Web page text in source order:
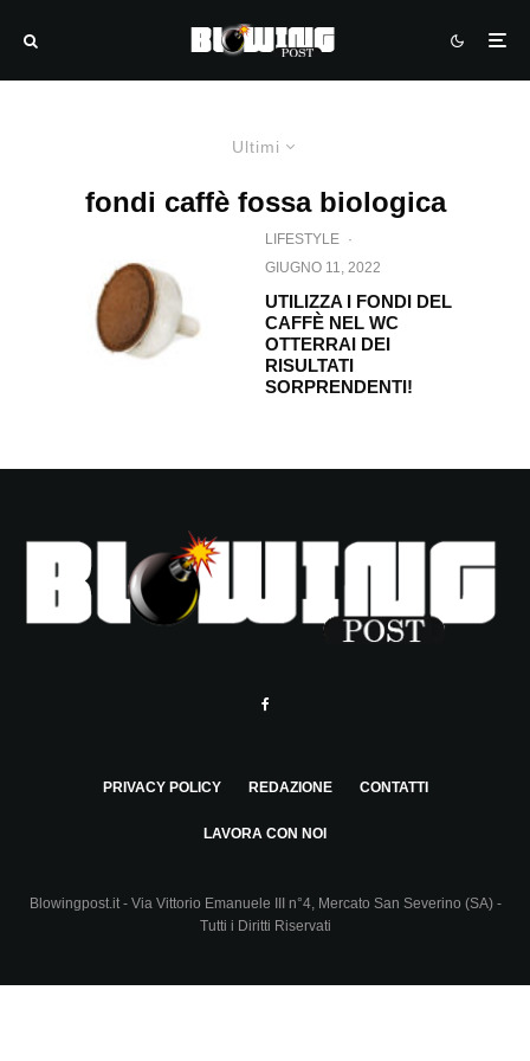
Ultimi
fondi caffè fossa biologica
LIFESTYLE ·
GIUGNO 11, 2022
UTILIZZA I FONDI DEL
CAFFÈ NEL WC
OTTERRAI DEI
RISULTATI
SORPRENDENTI!
PRIVACY POLICY REDAZIONE CONTATTI
LAVORA CON NOI
Blowingpost.it - Via Vittorio Emanuele III n°4, Mercato San Severino (SA) -
Tutti i Diritti Riservati